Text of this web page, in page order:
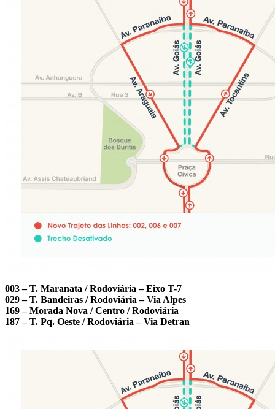
003 – T. Maranata / Rodoviária – Eixo T-7
029 – T. Bandeiras / Rodoviária – Via Alpes
169 – Morada Nova / Centro / Rodoviária
187 – T. Pq. Oeste / Rodoviária – Via Detran